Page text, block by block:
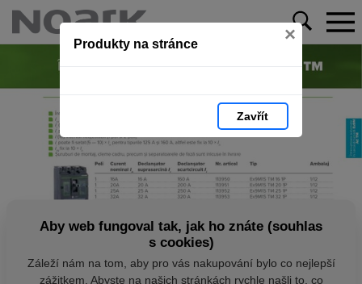
Produkty na stránce ×
Zavřít
Aby web fungoval tak, jak ho znáte (souhlas
s cookies)
Záleží nám na tom, aby pro vás nakupování bylo co nejlepší
zážitkem. Abyste na našich stránkách rychle našli to, co